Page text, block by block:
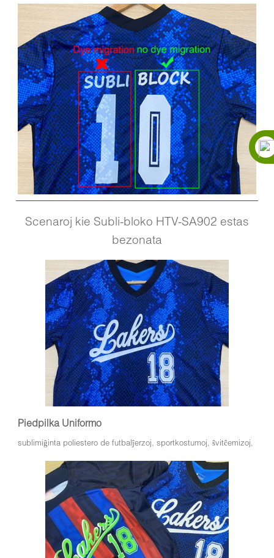
Scenaroj kie Subli-bloko HTV-SA902 estas
bezonata
Piedpilka Uniformo
sublimiĝinta poliestero de futbalĵerzoj, sportkostumoj, ŝvitĉemizoj,